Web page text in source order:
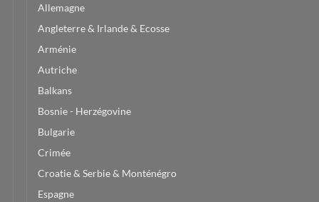
Allemagne
Angleterre & Irlande & Ecosse
Arménie
Autriche
Balkans
Bosnie - Herzégovine
Bulgarie
Crimée
Croatie & Serbie & Monténégro
Espagne